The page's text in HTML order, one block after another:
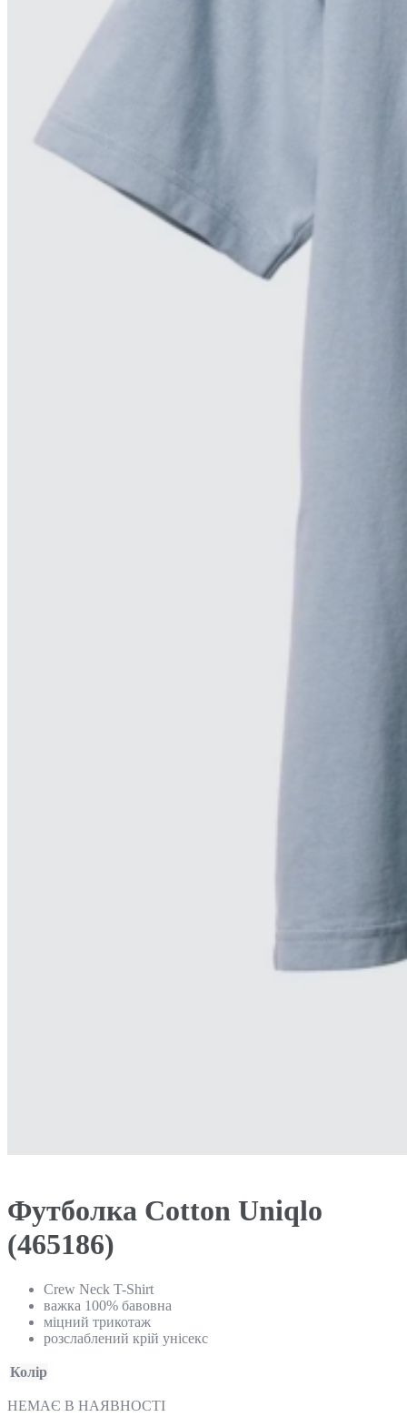
Футболка Cotton Uniqlo
(465186)
Crew Neck T-Shirt
важка 100% бавовна
міцний трикотаж
розслаблений крій унісекс
Колір
НЕМАЄ В НАЯВНОСТІ